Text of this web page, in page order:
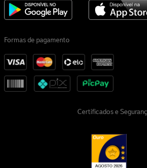
Formas de pagamento
Certificados e